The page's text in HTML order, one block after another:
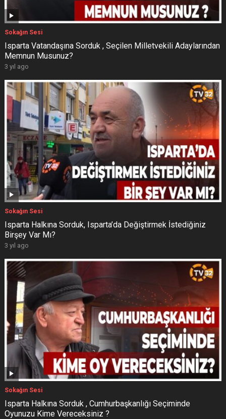
Sokağın Sesi
Isparta Vatandaşına Sorduk , Seçilen Milletvekili Adaylarından
Memnun Musunuz?
3 yıl ago
Sokağın Sesi
Isparta Halkına Sorduk, Isparta’da Değiştirmek İstediğiniz
Birşey Var Mı?
3 yıl ago
Sokağın Sesi
Isparta Halkına Sorduk , Cumhurbaşkanlığı Seçiminde
Oyunuzu Kime Vereceksiniz ?